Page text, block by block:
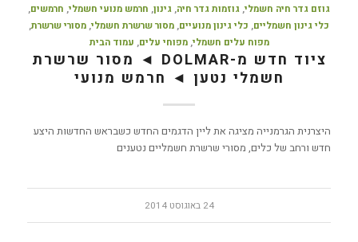
גוזם גדר חיה חשמלי, גוזמות גדר חיה, גינון, חרמש מנועי חשמלי, חרמשים,
כלי גינון חשמליים, כלי גינון מנועיים, מסור שרשרת חשמלי, מסורי שרשרת,
מפוח עלים חשמלי,מפוחי עלים, עמוד הבית
ציוד חדש מ-DOLMAR ◄ מסור שרשרת
חשמלי נטען ◄ חרמש מנועי
היצרנית הגרמנייה מציגה את ליין הדגמים החדש כשבראש החדשות היצע
חדש ורחב של כלים, מסורי שרשרת חשמליים נטענים
24 באוגוסט 2014